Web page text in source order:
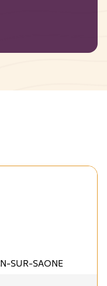
SUR-SAONE